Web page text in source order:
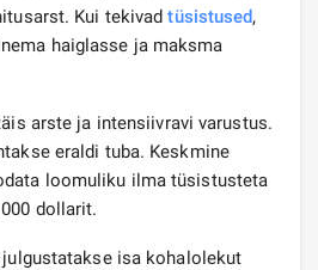
Kui tekivadtüsistused,
haiglasse ja maksma
arste ja intensiivravi varustus.
eraldi tuba. Keskmine
loomuliku ilma tüsistusteta
dollarit.
isa kohalolekut